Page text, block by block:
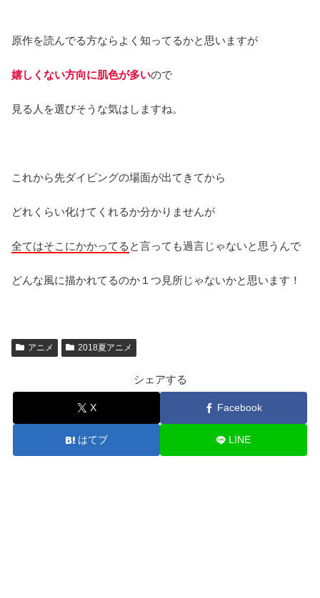
原作を読んでる方ならよく知ってるかと思いますが
嬉しくない方向に肌色が多いので
見る人を選びそうな気はしますね。
これから先ダイビングの場面が出てきてから
どれくらい化けてくれるか分かりませんが
全てはそこにかかってる と言っても過言じゃないと思うんで
どんな風に描かれてるのか１つ見所じゃないかと思います！
アニメ 2018夏アニメ
シェアする
X Facebook
はてブ LINE